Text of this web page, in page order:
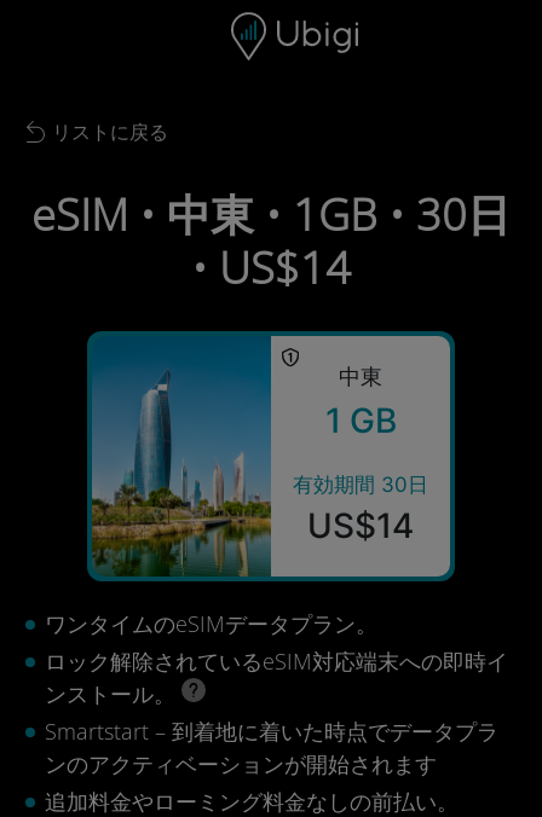
ナビゲーションバー フッター
Back to list
リストに戻る
eSIM • 中東 • 1GB • 30日
• US$14
中東
1 GB
有効期間 30日
US$14
ワンタイムのeSIMデータプラン。
ロック解除されているeSIM対応端末への即時イ
ンストール。
Smartstart – 到着地に着いた時点でデータプラ
ンのアクティベーションが開始されます
追加料金やローミング料金なしの前払い。